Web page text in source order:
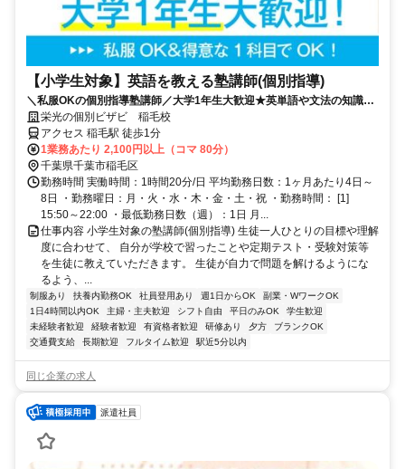
【小学生対象】英語を教える塾講師(個別指導)
＼私服OKの個別指導塾講師／大学1年生大歓迎★英単語や文法の知識を
活かそう♪教えることが好きな方歓迎！
栄光の個別ビザビ 稲毛校
アクセス 稲毛駅 徒歩1分
1業務あたり 2,100円以上（コマ 80分）
千葉県千葉市稲毛区
勤務時間 実働時間：1時間20分/日 平均勤務日数：1ヶ月あたり4日～
8日 ・勤務曜日：月・火・水・木・金・土・祝 ・勤務時間： [1]
15:50～22:00 ・最低勤務日数（週）：1日 月...
仕事内容 小学生対象の塾講師(個別指導) 生徒一人ひとりの目標や理解
度に合わせて、 自分が学校で習ったことや定期テスト・受験対策等
を生徒に教えていただきます。 生徒が自力で問題を解けるようにな
るよう、...
制服あり 扶養内勤務OK 社員登用あり 週1日からOK
副業・WワークOK
1日4時間以内OK
主婦・主夫歓迎 シフト自由 平日のみOK
学生歓迎
未経験者歓迎
経験者歓迎 有資格者歓迎 研修あり 夕方
ブランクOK
交通費支給
長期歓迎 フルタイム歓迎 駅近5分以内
同じ企業の求人
派遣社員